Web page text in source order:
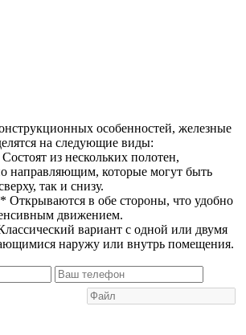
особенностей, железные
на следующие виды:
из нескольких полотен,
направляющим, которые могут быть
так и снизу.
в обе стороны, что удобно
движением.
вариант с одной или двумя
наружу или внутрь помещения.